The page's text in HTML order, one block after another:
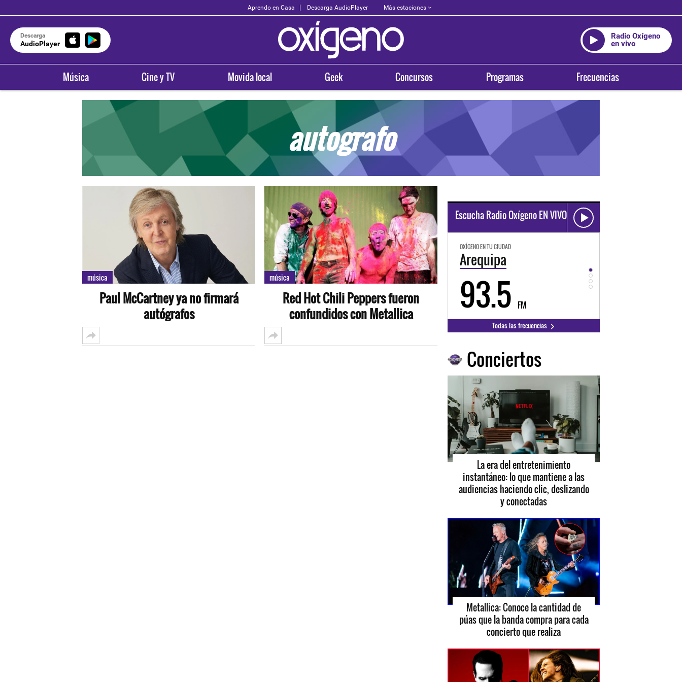
Aprendo en Casa Descarga AudioPlayer Más estaciones
Descarga
AudioPlayer
Radio Oxígeno
en vivo
Música Cine y TV Movida local Geek Concursos Programas Frecuencias
autografo
música
Paul McCartney ya no firmará
autógrafos
música
Red Hot Chili Peppers fueron
confundidos con Metallica
Escucha Radio Oxígeno EN VIVO
OXÍGENO EN TU CIUDAD
Arequipa
93.5 FM
OXÍGENO EN TU CIUDAD
Trujillo
98.3 FM
Todas las frecuencias
Conciertos
La era del entretenimiento
instantáneo: lo que mantiene a las
audiencias haciendo clic, deslizando
y conectadas
Metallica: Conoce la cantidad de
púas que la banda compra para cada
concierto que realiza